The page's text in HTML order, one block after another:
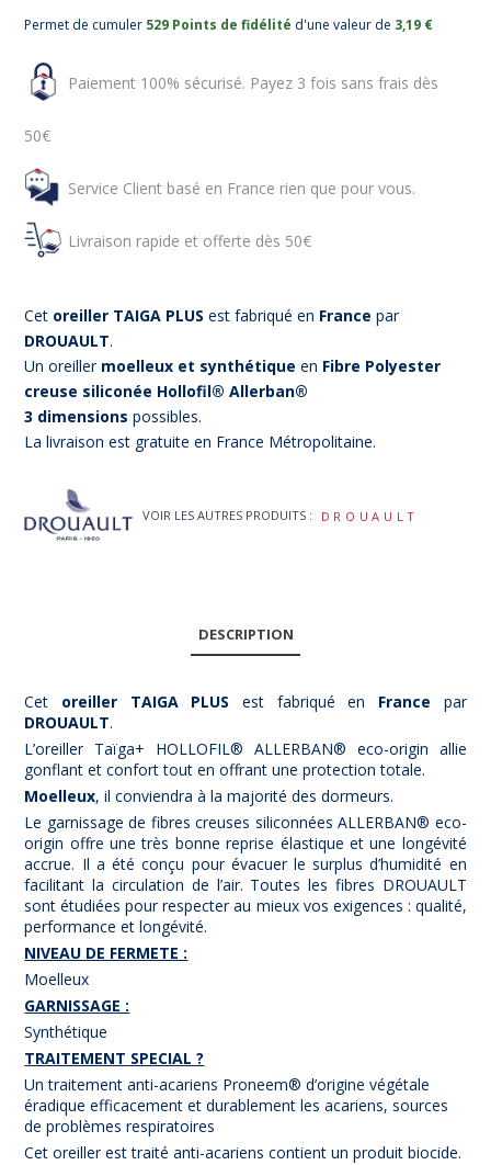
Permet de cumuler 529 Points de fidélité d'une valeur de 3,19 €
Paiement 100% sécurisé. Payez 3 fois sans frais dès
50€
Service Client basé en France rien que pour vous.
Livraison rapide et offerte dès 50€
Cet oreiller TAIGA PLUSest fabriqué en France par
DROUAULT.
Un oreiller moelleux et synthétiqueen Fibre Polyester
creuse siliconée Hollofil® Allerban®
3 dimensions possibles.
La livraison est gratuite en France Métropolitaine.
VOIR LES AUTRES PRODUITS : DROUAULT
DESCRIPTION
Cet oreiller TAIGA PLUSest fabriqué en France
par
DROUAULT.
L’oreiller Taïga+ HOLLOFIL® ALLERBAN® eco-origin allie
gonflant et confort tout en offrant une protection totale.
Moelleux, il conviendra à la majorité des dormeurs.
Le garnissage de fibres creuses siliconnées ALLERBAN® eco-
origin offre une très bonne reprise élastique et une longévité
accrue. Il a été conçu pour évacuer le surplus d’humidité en
facilitant la circulation de l’air. Toutes les fibres DROUAULT
sont étudiées pour respecter au mieux vos exigences : qualité,
performance et longévité.
NIVEAU DE FERMETE :
Moelleux
GARNISSAGE :
Synthétique
TRAITEMENT SPECIAL ?
Un traitement anti-acariens Proneem® d’origine végétale
éradique efficacement et durablement les acariens, sources
de problèmes respiratoires
Cet oreiller est traité anti-acariens contient un produit biocide.